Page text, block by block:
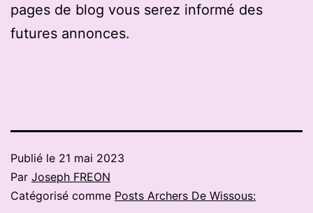
pages de blog vous serez informé des
futures annonces.
Publié le 21 mai 2023
Par Joseph FREON
Catégorisé comme Posts Archers De Wissous: